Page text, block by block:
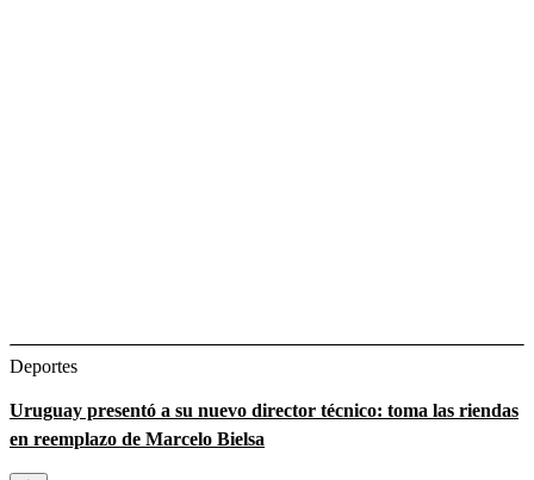
Deportes
Uruguay presentó a su nuevo director técnico: toma las riendas
en reemplazo de Marcelo Bielsa